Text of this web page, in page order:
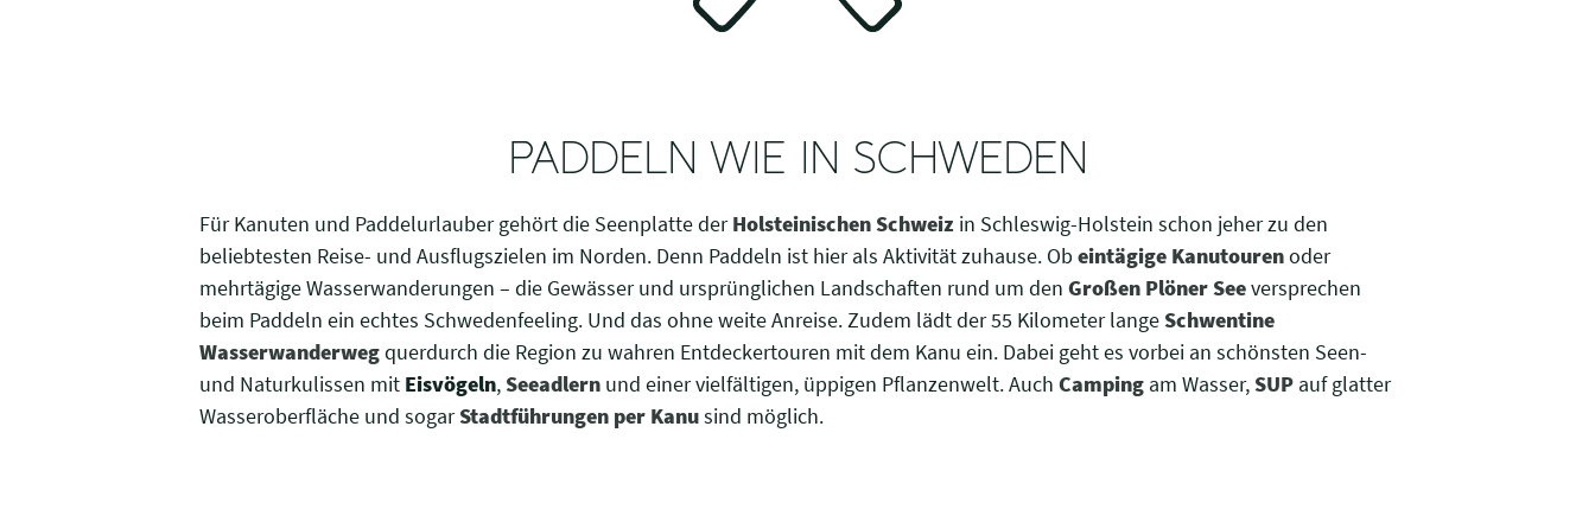
PADDELN WIE IN SCHWEDEN
Für Kanuten und Paddelurlauber gehört die Seenplatte derHolsteinischen Schweiz in Schleswig-Holstein schon jeher zu den
beliebtesten Reise- und Ausflugszielen im Norden. Denn Paddeln ist hier als Aktivität zuhause. Obeintägige Kanutourenoder
mehrtägige Wasserwanderungen – die Gewässer und ursprünglichen Landschaften rund um den Großen Plöner Seeversprechen
beim Paddeln ein echtes Schwedenfeeling. Und das ohne weite Anreise. Zudem lädt der 55 Kilometer langeSchwentine
Wasserwanderwegquerdurch die Region zu wahren Entdeckertouren mit dem Kanu ein. Dabei geht es vorbei an schönsten Seen-
und Naturkulissen mit Eisvögeln,Seeadlern und einer vielfältigen, üppigen Pflanzenwelt. Auch Camping am Wasser,SUP auf glatter
Wasseroberfläche und sogarStadtführungen per Kanusind möglich.